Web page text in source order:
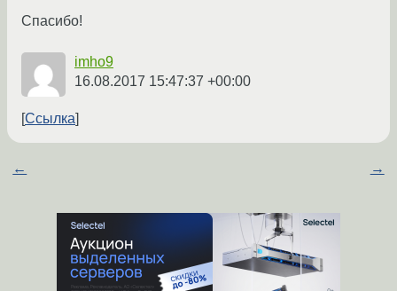
Спасибо!
imho9
16.08.2017 15:47:37 +00:00
Ссылка
← →